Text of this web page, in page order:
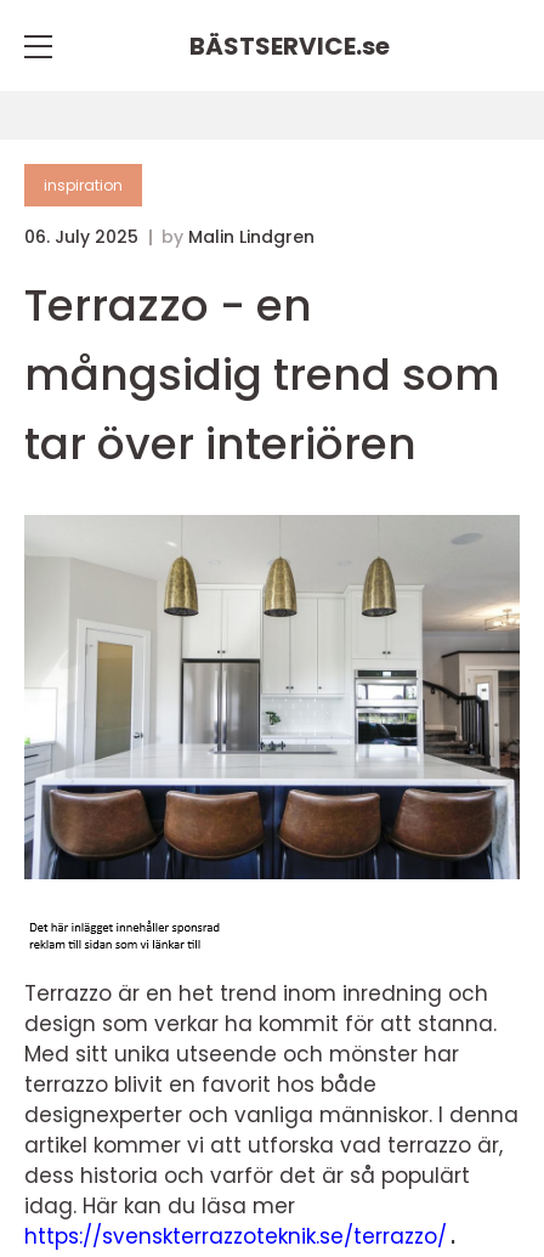
BÄSTSERVICE.se
inspiration
06. July 2025 by Malin Lindgren
Terrazzo - en
mångsidig trend som
tar över interiören
Terrazzo är en het trend inom inredning och
design som verkar ha kommit för att stanna.
Med sitt unika utseende och mönster har
terrazzo blivit en favorit hos både
designexperter och vanliga människor. I denna
artikel kommer vi att utforska vad terrazzo är,
dess historia och varför det är så populärt
idag. Här kan du läsa mer
https://svenskterrazzoteknik.se/terrazzo/ .